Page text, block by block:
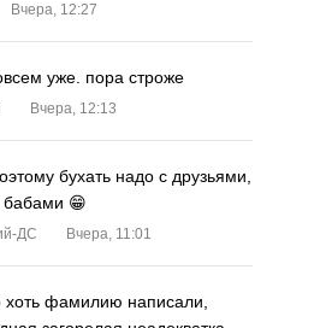
Вчера, 12:27
уже. пора строже
Вчера, 12:13
бухать надо с друзьями,
бабами 😁
ДС Вчера, 11:01
хоть фамилию написали,